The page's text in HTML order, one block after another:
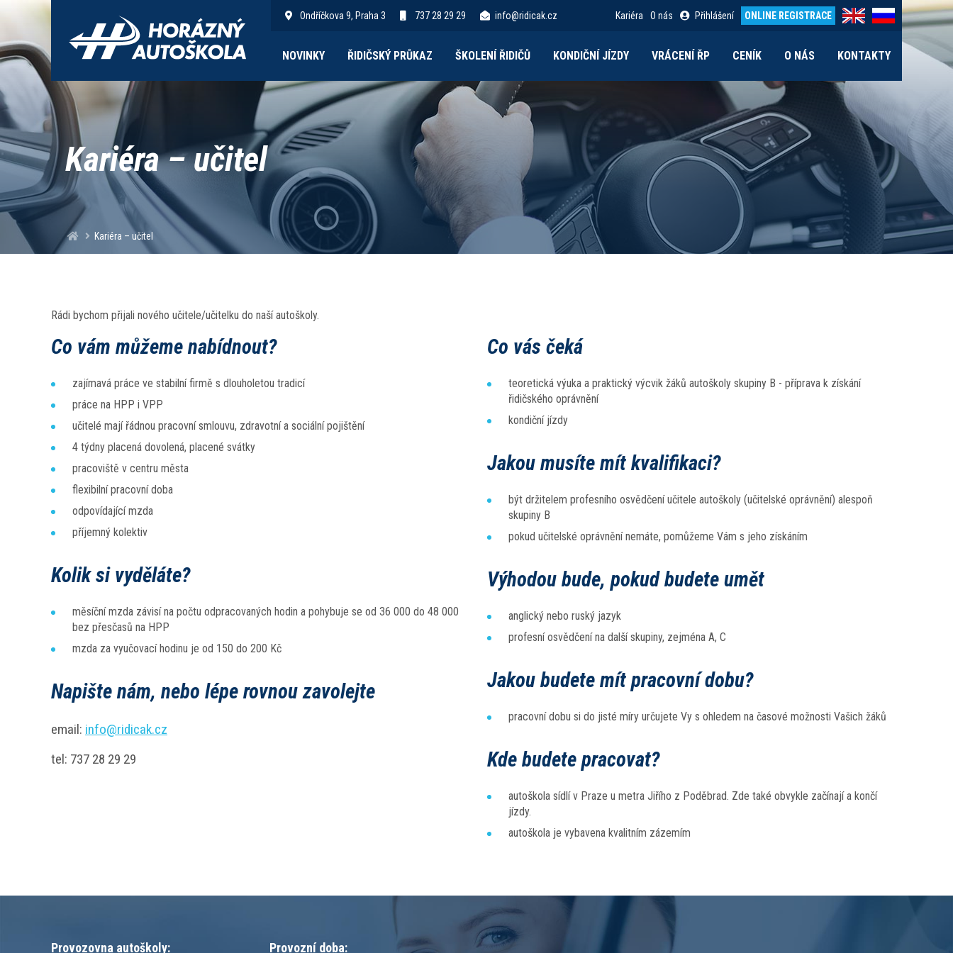
Ondříčkova 9, Praha 3 737 28 29 29 info@ridicak.cz Kariéra O nás Přihlášení ONLINE REGISTRACE
NOVINKY ŘIDIČSKÝ PRŮKAZ ŠKOLENÍ ŘIDIČŮ KONDIČNÍ JÍZDY VRÁCENÍ ŘP CENÍK O NÁS KONTAKTY
Kariéra – učitel
Kariéra – učitel
Rádi bychom přijali nového učitele/učitelku do naší autoškoly.
Co vám můžeme nabídnout?
zajímavá práce ve stabilní firmě s dlouholetou tradicí
práce na HPP i VPP
učitelé mají řádnou pracovní smlouvu, zdravotní a sociální pojištění
4 týdny placená dovolená, placené svátky
pracoviště v centru města
flexibilní pracovní doba
odpovídající mzda
příjemný kolektiv
Kolik si vyděláte?
měsíční mzda závisí na počtu odpracovaných hodin a pohybuje se od 36 000 do 48 000
bez přesčasů na HPP
mzda za vyučovací hodinu je od 150 do 200 Kč
Napište nám, nebo lépe rovnou zavolejte
email: info@ridicak.cz
tel: 737 28 29 29
Co vás čeká
teoretická výuka a praktický výcvik žáků autoškoly skupiny B - příprava k získání
řidičského oprávnění
kondiční jízdy
Jakou musíte mít kvalifikaci?
být držitelem profesního osvědčení učitele autoškoly (učitelské oprávnění) alespoň
skupiny B
pokud učitelské oprávnění nemáte, pomůžeme Vám s jeho získáním
Výhodou bude, pokud budete umět
anglický nebo ruský jazyk
profesní osvědčení na další skupiny, zejména A, C
Jakou budete mít pracovní dobu?
pracovní dobu si do jisté míry určujete Vy s ohledem na časové možnosti Vašich žáků
Kde budete pracovat?
autoškola sídlí v Praze u metra Jiřího z Poděbrad. Zde také obvykle začínají a končí
jízdy.
autoškola je vybavena kvalitním zázemím
Provozovna autoškoly: Provozní doba: